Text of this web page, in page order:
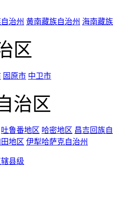
治州 黄南藏族自治州 海南藏
区
固原市 中卫市
治区
吐鲁番地区 哈密地区 昌吉回族
地区 伊犁哈萨克自治州
县级